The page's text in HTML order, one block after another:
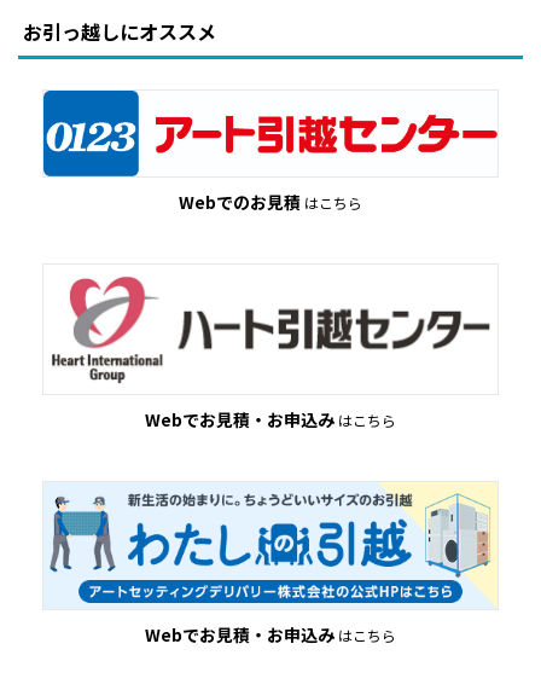
お引っ越しにオススメ
Webでのお⾒積 はこちら
Webでお⾒積・お申込み はこちら
Webでお⾒積・お申込み はこちら